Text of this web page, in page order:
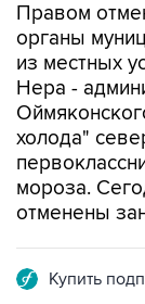
Правом
органы
из местных
Нера -
холода"
мороза.
отменены
Купить